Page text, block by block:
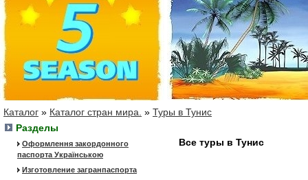
Каталог » Каталог стран мира. » Туры в Тунис
Разделы
Оформлення закордонного
паспорта Українською
Изготовление загранпаспорта
Все туры в Тунис